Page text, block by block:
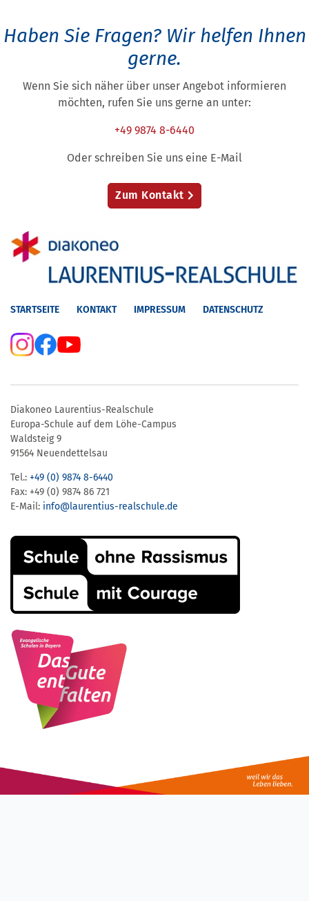
Haben Sie Fragen?Wir helfen Ihnen
gerne.
Wenn Sie sich näher über unser Angebot informieren
möchten, rufen Sie uns gerne an unter:
+49 9874 8-6440
Oder schreiben Sie uns eine E-Mail
Zum Kontakt
STARTSEITE KONTAKT IMPRESSUM DATENSCHUTZ
Diakoneo Laurentius-Realschule
Europa-Schule auf dem Löhe-Campus
Waldsteig 9
91564 Neuendettelsau
Tel.: +49 (0) 9874 8-6440
Fax: +49 (0) 9874 86 721
E-Mail: info@laurentius-realschule.de